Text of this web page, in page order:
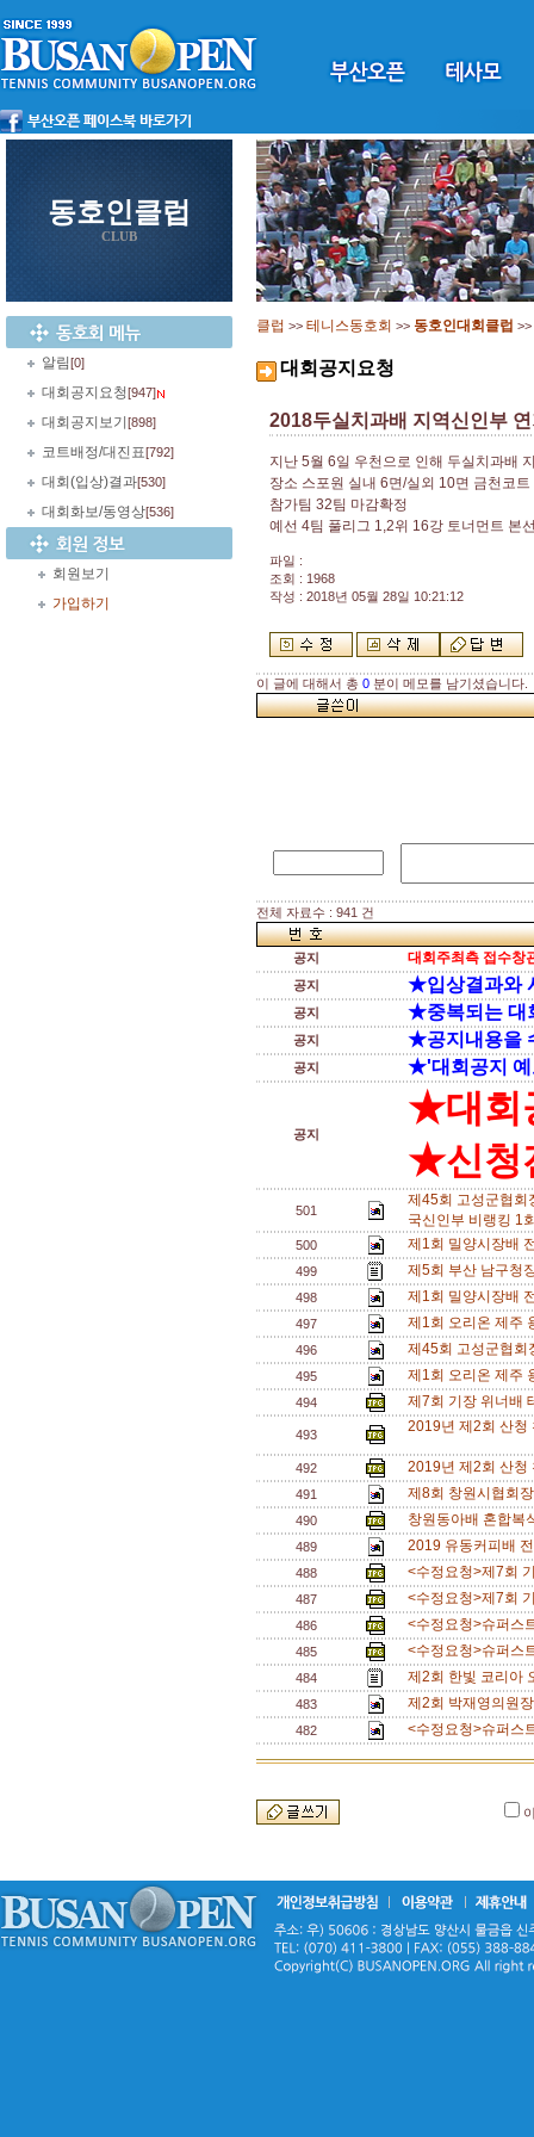
동호인클럽
CLUB
알림[0]
대회공지요청[947]
대회공지보기 [898]
코트배정/대진표[792]
대회(입상)결과[530]
대회화보/동영상[536]
회원보기
가입하기
클럽 >> 테니스동호회 >> 동호인대회클럽 >>
대회공지요청
2018두실치과배 지역신인부
지난 5월 6일 우천으로 인해 두실치과배
장소 스포원 실내 6면/실외 10면 금천코트
참가팀 32팀 마감확정
예선 4팀 풀리그 1,2위 16강 토너먼트 본
파일 :
조회 : 1968
작성 : 2018년 05월 28일 10:21:12
이 글에 대해서 총 0 분이 메모를 남기셨습니다.
전체 자료수 : 941 건
공지 대회주최측 접수창
공지 ★입상결과와
공지 ★중복되는 대
공지 ★공지내용을
공지 ★'대회공지 예
공지
★대회
★신청
501
제45회 고성군협회
국신인부 비랭킹 1
500 제1회 밀양시장배
499 제5회 부산 남구청
498 제1회 밀양시장배
497 제1회 오리온 제주
496 제45회 고성군협
495 제1회 오리온 제주
494 제7회 기장 위너배
493 2019년 제2회 산청
492 2019년 제2회 산
491 제8회 창원시협회
490 창원동아배 혼합복
489 2019 유동커피배
488 <수정요청>제7회
487 <수정요청>제7회
486 <수정요청>슈퍼스
485 <수정요청>슈퍼스
484 제2회 한빛 코리아
483 제2회 박재영의원
482 <수정요청>슈퍼스